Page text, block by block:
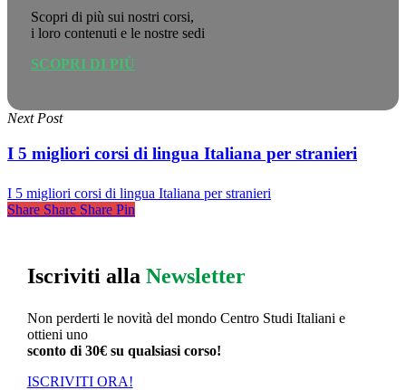
Scopri di più sui nostri corsi,
i loro contenuti e le nostre sedi
SCOPRI DI PIÙ
Next Post
I 5 migliori corsi di lingua Italiana per stranieri
I 5 migliori corsi di lingua Italiana per stranieri
Share
Share Share Share Pin
Iscriviti alla Newsletter
Non perderti le novità del mondo Centro Studi Italiani e
ottieni uno
sconto di 30€ su qualsiasi corso!
ISCRIVITI ORA!